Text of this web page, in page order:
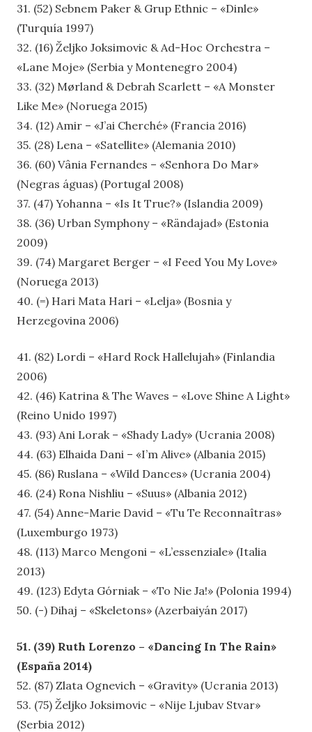
31. (52) Sebnem Paker & Grup Ethnic – «Dinle»
(Turquía 1997)
32. (16) Željko Joksimovic & Ad-Hoc Orchestra –
«Lane Moje» (Serbia y Montenegro 2004)
33. (32) Mørland & Debrah Scarlett – «A Monster
Like Me» (Noruega 2015)
34. (12) Amir – «J’ai Cherché» (Francia 2016)
35. (28) Lena – «Satellite» (Alemania 2010)
36. (60) Vânia Fernandes – «Senhora Do Mar»
(Negras águas) (Portugal 2008)
37. (47) Yohanna – «Is It True?» (Islandia 2009)
38. (36) Urban Symphony – «Rändajad» (Estonia
2009)
39. (74) Margaret Berger – «I Feed You My Love»
(Noruega 2013)
40. (=) Hari Mata Hari – «Lelja» (Bosnia y
Herzegovina 2006)
41. (82) Lordi – «Hard Rock Hallelujah» (Finlandia
2006)
42. (46) Katrina & The Waves – «Love Shine A Light»
(Reino Unido 1997)
43. (93) Ani Lorak – «Shady Lady» (Ucrania 2008)
44. (63) Elhaida Dani – «I’m Alive» (Albania 2015)
45. (86) Ruslana – «Wild Dances» (Ucrania 2004)
46. (24) Rona Nishliu – «Suus» (Albania 2012)
47. (54) Anne-Marie David – «Tu Te Reconnaîtras»
(Luxemburgo 1973)
48. (113) Marco Mengoni – «L’essenziale» (Italia
2013)
49. (123) Edyta Górniak – «To Nie Ja!» (Polonia 1994)
50. (-) Dihaj – «Skeletons» (Azerbaiyán 2017)
51. (39) Ruth Lorenzo – «Dancing In The Rain»
(España 2014)
52. (87) Zlata Ognevich – «Gravity» (Ucrania 2013)
53. (75) Željko Joksimovic – «Nije Ljubav Stvar»
(Serbia 2012)